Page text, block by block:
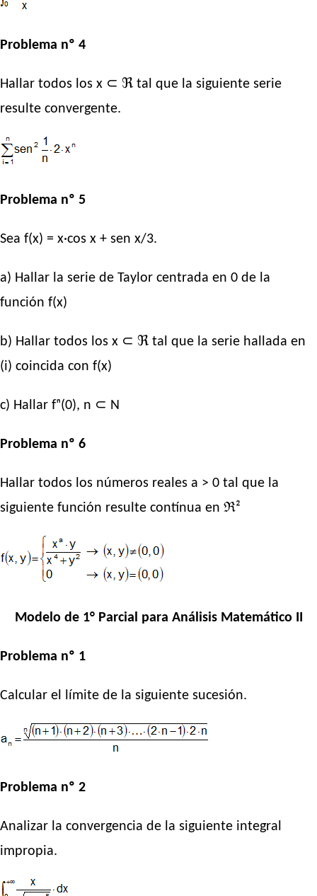
Problema nº 4
Hallar todos los x ⊂ ℜ tal que la siguiente serie
resulte convergente.
Problema nº 5
Sea f(x) = x·cos x + sen x/3.
a) Hallar la serie de Taylor centrada en 0 de la
función f(x)
b) Hallar todos los x ⊂ ℜ tal que la serie hallada en
(i) coincida con f(x)
c) Hallar fⁿ(0), n ⊂ N
Problema nº 6
Hallar todos los números reales a > 0 tal que la
siguiente función resulte contínua en ℜ²
Modelo de 1° Parcial para Análisis Matemático II
Problema nº 1
Calcular el límite de la siguiente sucesión.
Problema nº 2
Analizar la convergencia de la siguiente integral
impropia.